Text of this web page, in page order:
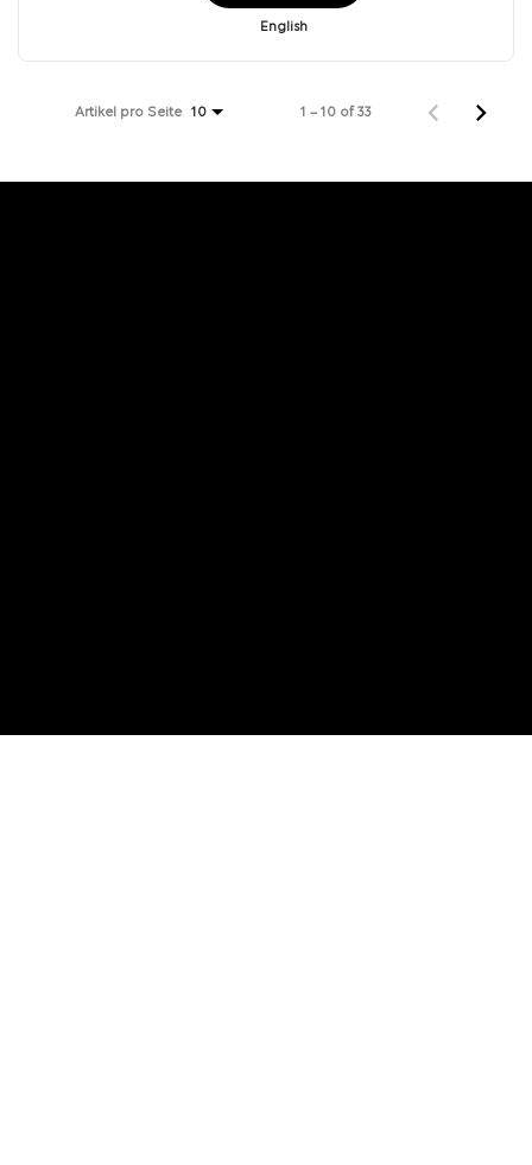
English
Artikel pro Seite 10 1 – 10 of 33